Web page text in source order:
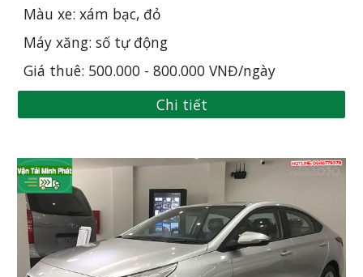
Màu xe: xám bạc, đỏ
Máy xăng: số tự động
Giá thuê: 500.000 - 800.000 VNĐ/ngày
Chi tiết